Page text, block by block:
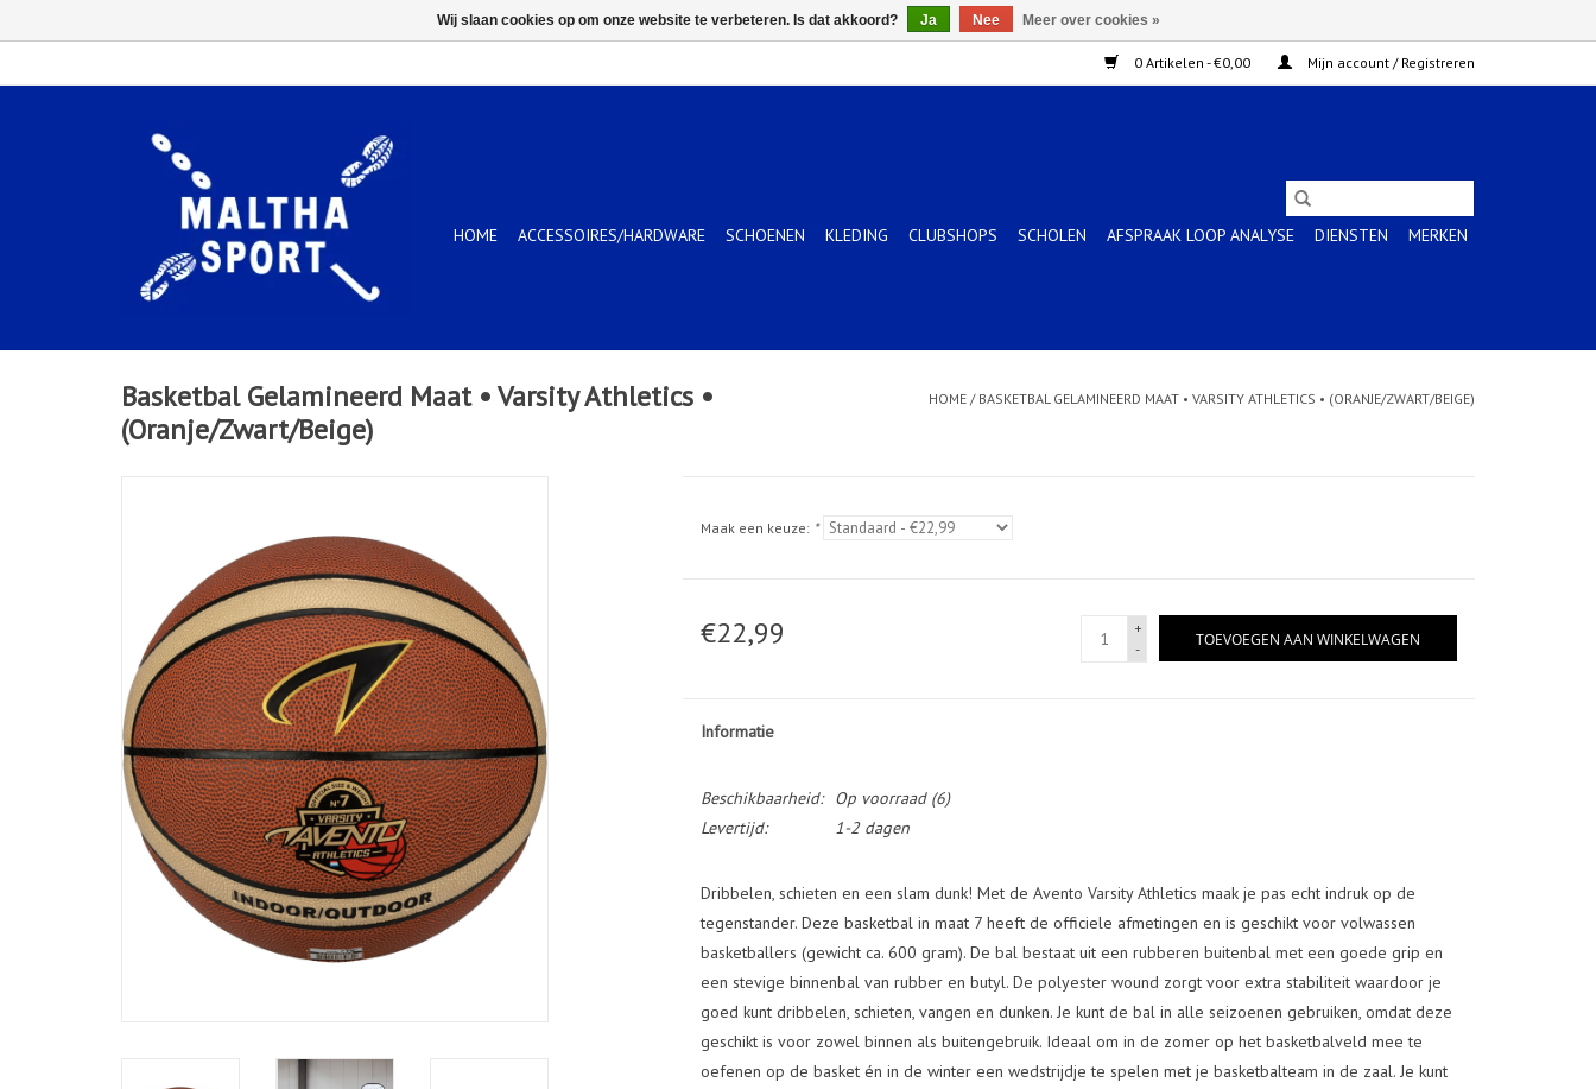
0 Artikelen - €0,00 Mijn account / Registreren
HOME ACCESSOIRES/HARDWARE SCHOENEN KLEDING CLUBSHOPS SCHOLEN AFSPRAAK LOOP ANALYSE DIENSTEN MERKEN
Basketbal Gelamineerd Maat • Varsity Athletics •
(Oranje/Zwart/Beige)
HOME / BASKETBAL GELAMINEERD MAAT • VARSITY ATHLETICS • (ORANJE/ZWART/BEIGE)
Maak een keuze: *
€22,99
+
-
TOEVOEGEN AAN WINKELWAGEN
Informatie
Beschikbaarheid: Op voorraad(6)
Levertijd:
1-2 dagen
Dribbelen, schieten en een slam dunk! Met de Avento Varsity Athletics maak je pas echt indruk op de
tegenstander. Deze basketbal in maat 7 heeft de officiele afmetingen en is geschikt voor volwassen
basketballers (gewicht ca. 600 gram). De bal bestaat uit een rubberen buitenbal met een goede grip en
een stevige binnenbal van rubber en butyl. De polyester wound zorgt voor extra stabiliteit waardoor je
goed kunt dribbelen, schieten, vangen en dunken. Je kunt de bal in alle seizoenen gebruiken, omdat deze
geschikt is voor zowel binnen als buitengebruik. Ideaal om in de zomer op het basketbalveld mee te
oefenen op de basket én in de winter een wedstrijdje te spelen met je basketbalteam in de zaal. Je kunt
Wij slaan cookies op om onze website te verbeteren. Is dat akkoord? Ja Nee Meer over cookies »